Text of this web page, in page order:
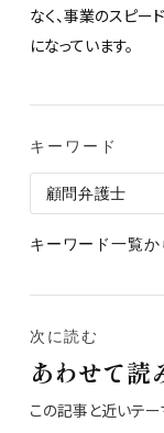
なく、事業のスピ
になっています。
キーワード
顧問弁護士
キーワード一覧か
次に読む
あわせて読
この記事と近いテー